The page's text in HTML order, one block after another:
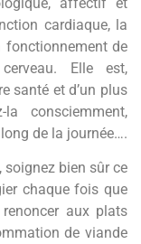
cardiaque, la
fonctionnement de
Elle est,
santé et d’un plus
la consciemment,
de la journée….
soignez bien sûr ce
chaque fois que
aux plats
de viande